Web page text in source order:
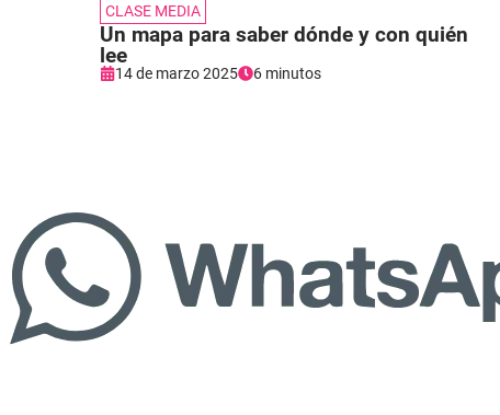
CLASE MEDIA
Un mapa para saber dónde y con quién
lee
14 de marzo 2025 6 minutos